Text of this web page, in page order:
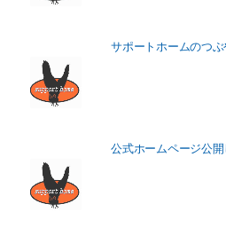
サポートホームのつぶ
公式ホームページ公開